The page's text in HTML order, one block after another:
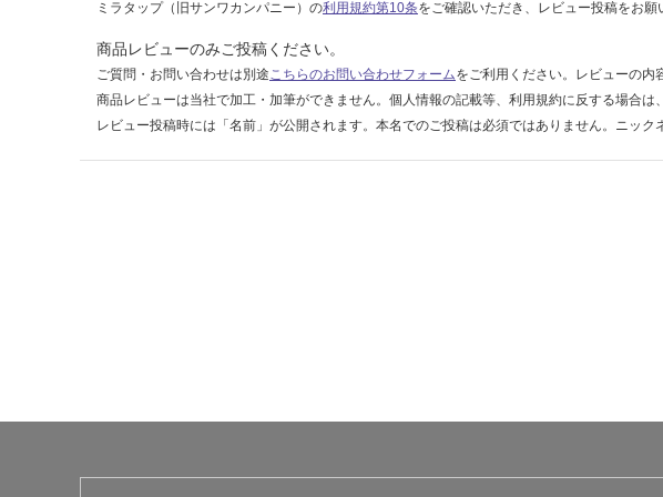
ミラタップ（旧サンワカンパニー）の利用規約第10条をご確認いただき、レビュー投稿をお願
商品レビューのみご投稿ください。
ご質問・お問い合わせは別途こちらのお問い合わせフォームをご利用ください。レビューの内
商品レビューは当社で加工・加筆ができません。個人情報の記載等、利用規約に反する場合は
レビュー投稿時には「名前」が公開されます。本名でのご投稿は必須ではありません。ニッ